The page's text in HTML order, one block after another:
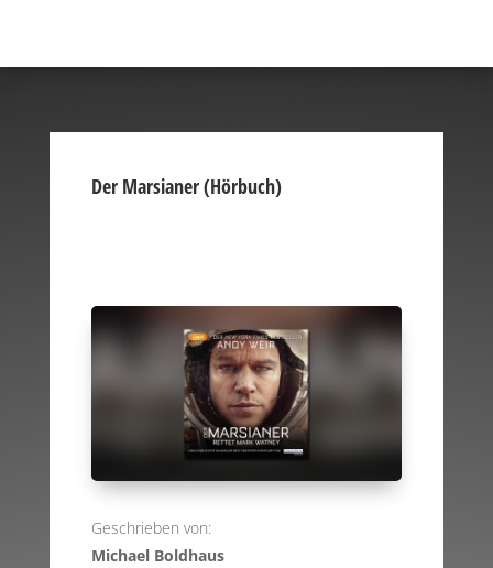
Der Marsianer (Hörbuch)
Geschrieben von:
Michael Boldhaus